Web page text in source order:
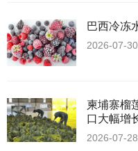
巴西冷冻
2026-07-30
柬埔寨榴莲陆
口大幅增
2026-07-28